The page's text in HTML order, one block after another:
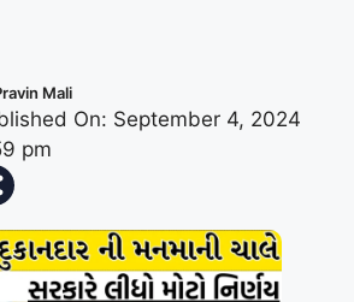
Mali
On: September 4, 2024
pm